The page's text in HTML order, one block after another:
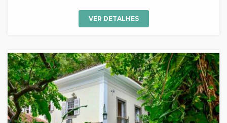
VER DETALHES